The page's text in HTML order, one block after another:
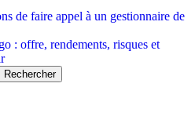
de faire appel à un gestionnaire de
: offre, rendements, risques et